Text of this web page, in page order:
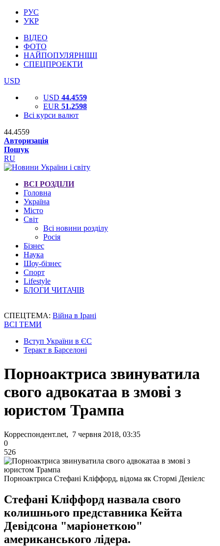
РУС
УКР
ВІДЕО
ФОТО
НАЙПОПУЛЯРНІШІ
СПЕЦПРОЕКТИ
USD
USD 44.4559
EUR 51.2598
Всі курси валют
44.4559
Авторизація
Пошук
RU
ВСІ РОЗДІЛИ
Головна
Україна
Місто
Світ
Всі новини розділу
Росія
Бізнес
Наука
Шоу-бізнес
Спорт
Lifestyle
БЛОГИ ЧИТАЧІВ
СПЕЦТЕМА: Війна в Ірані
ВСІ ТЕМИ
Вступ України в ЄС
Теракт в Барселоні
Порноактриса звинуватила
свого адвокатаa в змові з
юристом Трампа
Корреспондент.net, 7 червня 2018, 03:35
0
526
Порноактриса Стефані Кліффорд, відома як Стормі Деніелс
Стефані Кліффорд назвала свого
колишнього представника Кейта
Девідсона "маріонеткою"
американського лідера.